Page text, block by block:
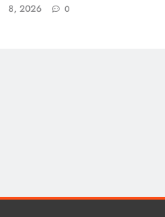
8, 2026
0